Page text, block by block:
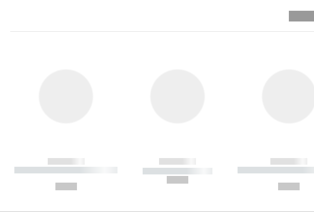
------------
----------- ----------- ----------
------------
----------- -----------
------------
----------- -----------